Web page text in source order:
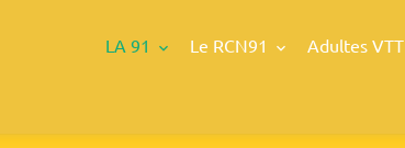
LA 91 Le RCN91 Adultes VTT